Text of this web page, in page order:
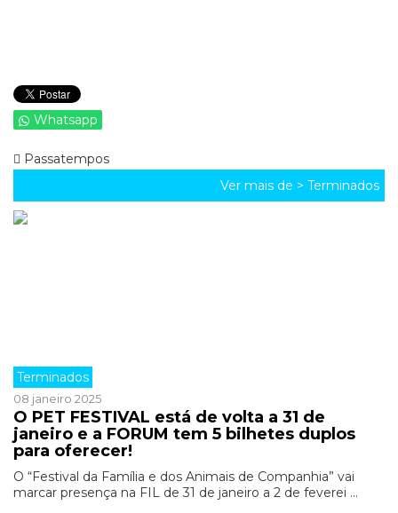
Whatsapp
Passatempos
Ver mais de > Terminados
Terminados
08 janeiro 2025
O PET FESTIVAL está de volta a 31 de
janeiro e a FORUM tem 5 bilhetes duplos
para oferecer!
O “Festival da Família e dos Animais de Companhia” vai
marcar presença na FIL de 31 de janeiro a 2 de feverei ...